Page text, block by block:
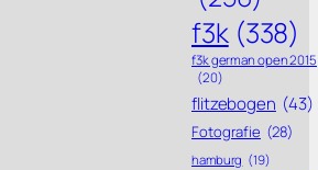
f3k (338)
f3k german open 2015
(20)
flitzebogen (43)
Fotografie (28)
hamburg (19)